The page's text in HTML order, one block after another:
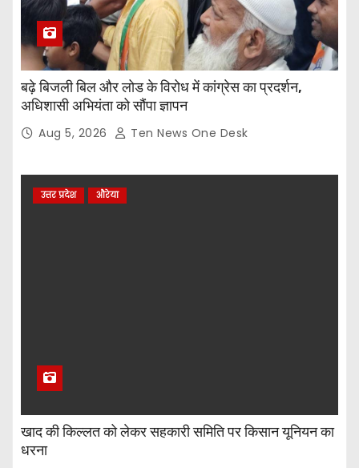
बढ़े बिजली बिल और लोड के विरोध में कांग्रेस का प्रदर्शन,
अधिशासी अभियंता को सौंपा ज्ञापन
Aug 5, 2026 Ten News One Desk
उत्तर प्रदेश औरेया
खाद की किल्लत को लेकर सहकारी समिति पर किसान यूनियन का
धरना